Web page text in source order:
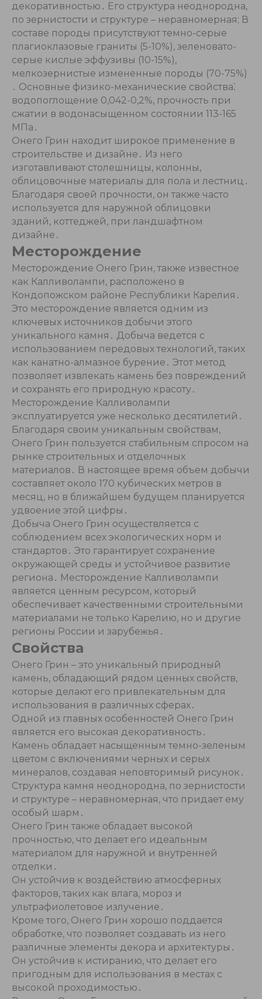
декоративностью․ Его структура неоднородна,
по зернистости и структуре – неравномерная; В
составе породы присутствуют темно-серые
плагиоклазовые граниты (5-10%), зеленовато-
серые кислые эффузивы (10-15%),
мелкозернистые измененные породы (70-75%)
․ Основные физико-механические свойства⁚
водопоглощение 0,042-0,2%, прочность при
сжатии в водонасыщенном состоянии 113-165
МПа․
Онего Грин находит широкое применение в
строительстве и дизайне․ Из него
изготавливают столешницы, колонны,
облицовочные материалы для пола и лестниц․
Благодаря своей прочности, он также часто
используется для наружной облицовки
зданий, коттеджей, при ландшафтном
дизайне․
Месторождение
Месторождение Онего Грин, также известное
как Калливолампи, расположено в
Кондопожском районе Республики Карелия․
Это месторождение является одним из
ключевых источников добычи этого
уникального камня․ Добыча ведется с
использованием передовых технологий, таких
как канатно-алмазное бурение․ Этот метод
позволяет извлекать камень без повреждений
и сохранять его природную красоту․
Месторождение Калливолампи
эксплуатируется уже несколько десятилетий․
Благодаря своим уникальным свойствам,
Онего Грин пользуется стабильным спросом на
рынке строительных и отделочных
материалов․ В настоящее время объем добычи
составляет около 170 кубических метров в
месяц, но в ближайшем будущем планируется
удвоение этой цифры․
Добыча Онего Грин осуществляется с
соблюдением всех экологических норм и
стандартов․ Это гарантирует сохранение
окружающей среды и устойчивое развитие
региона․ Месторождение Калливолампи
является ценным ресурсом, который
обеспечивает качественными строительными
материалами не только Карелию, но и другие
регионы России и зарубежья․
Свойства
Онего Грин – это уникальный природный
камень, обладающий рядом ценных свойств,
которые делают его привлекательным для
использования в различных сферах․
Одной из главных особенностей Онего Грин
является его высокая декоративность․
Камень обладает насыщенным темно-зеленым
цветом с включениями черных и серых
минералов, создавая неповторимый рисунок․
Структура камня неоднородна, по зернистости
и структуре – неравномерная, что придает ему
особый шарм․
Онего Грин также обладает высокой
прочностью, что делает его идеальным
материалом для наружной и внутренней
отделки․
Он устойчив к воздействию атмосферных
факторов, таких как влага, мороз и
ультрафиолетовое излучение․
Кроме того, Онего Грин хорошо поддается
обработке, что позволяет создавать из него
различные элементы декора и архитектуры․
Он устойчив к истиранию, что делает его
пригодным для использования в местах с
высокой проходимостью․